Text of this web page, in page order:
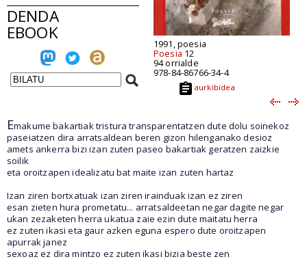
DENDA
EBOOK
1991, poesia
Poesia 12
94 orrialde
978-84-86766-34-4
aurkibidea
Emakume bakartiak tristura transparentatzen dute dolu soinekoz
paseiatzen dira arratsaldean beren gizon hilenganako desioz
amets ankerra bizi izan zuten paseo bakartiak geratzen zaizkie
soilik
eta oroitzapen idealizatu bat maite izan zuten hartaz
Izan ziren bortxatuak izan ziren irainduak izan ez ziren
esan zieten hura prometatu... arratsaldeetan negar dagite negar
ukan zezaketen herra ukatua zaie ezin dute maitatu herra
ez zuten ikasi eta gaur azken eguna espero dute oroitzapen
apurrak janez
sexoaz ez dira mintzo ez zuten ikasi bizia beste zen